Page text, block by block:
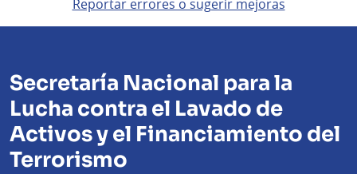
Reportar errores o sugerir mejoras
Secretaría Nacional para la
Lucha contra el Lavado de
Activos y el Financiamiento del
Terrorismo